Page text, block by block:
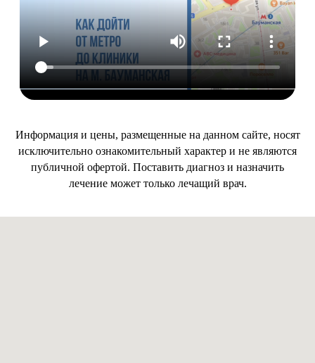
Информация и цены, размещенные на данном сайте, носят
исключительно ознакомительный характер и не являются
публичной офертой. Поставить диагноз и назначить
лечение может только лечащий врач.